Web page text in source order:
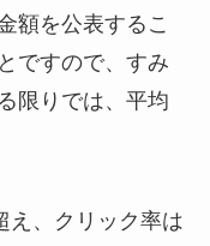
額を公表するこ
ですので、すみ
限りでは、平均
え、クリック率は